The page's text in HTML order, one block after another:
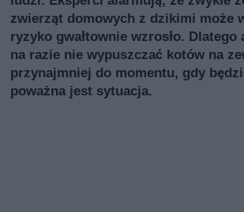
zwierząt domowych z dzikimi może
ryzyko gwałtownie wzrosło. Dlatego
na razie nie wypuszczać kotów na
przynajmniej do momentu, gdy
poważna jest sytuacja.